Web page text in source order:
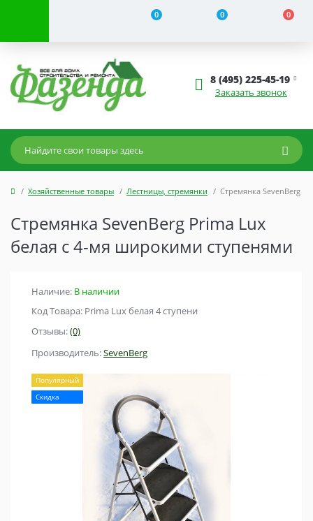
0 0 0
8 (495) 225-45-19
Заказать звонок
Хозяйственные товары Лестницы, стремянки Стремянка SevenBerg
Стремянка SevenBerg Prima Lux
белая с 4-мя широкими ступенями
Наличие: В наличии
Код Товара: Prima Lux белая 4 ступени
Отзывы:(0)
Производитель:SevenBerg
Популярный
Скидка